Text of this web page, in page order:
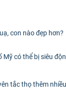
con nào đẹp hơn?
Mỹ có thể bị siêu
tắc thọ thêm